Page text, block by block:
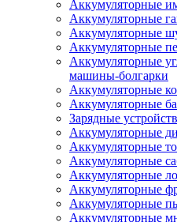
Аккумуляторные
Аккумуляторные
Аккумуляторные
Аккумуляторные
Аккумуляторные
машины-болгарки
Аккумуляторные
Аккумуляторные
Зарядные
Аккумуляторные
Аккумуляторные
Аккумуляторные
Аккумуляторные
Аккумуляторные
Аккумуляторные
Аккумуляторные